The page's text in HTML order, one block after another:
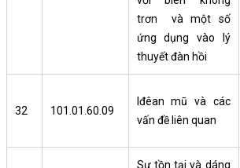
trơn và một số
ứng dụng vào lý
thuyết đàn hồi
32 101.01.60.09
Iđêan mũ và các
vấn đề liên quan
Sự tồn tại và dáng